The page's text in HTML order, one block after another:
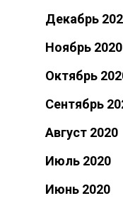
Декабрь
Ноябрь 2020
Октябрь
Сентябрь
Август 2020
Июль 2020
Июнь 2020